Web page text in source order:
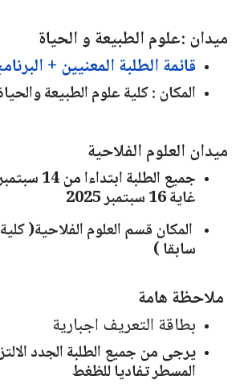
ميدان :علوم الطبيعة و الحياة
قائمة الطلبة المعنيين +
المكان : كلية علوم الطبيعة
ميدان العلوم الفلاحية
غاية 16 سبتمبر 2025
المكان قسم العلوم الفلاحية(
سابقا )
ملاحظة هامة
بطاقة التعريف اجبارية
يرجى من جميع الطلبة الجدد
المسطر تفاديا للظغط